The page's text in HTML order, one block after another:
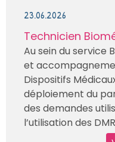
23.06.2026
Technicien
Au sein du service
et
Dispositifs
déploiement du
des demandes
l’utilisation des